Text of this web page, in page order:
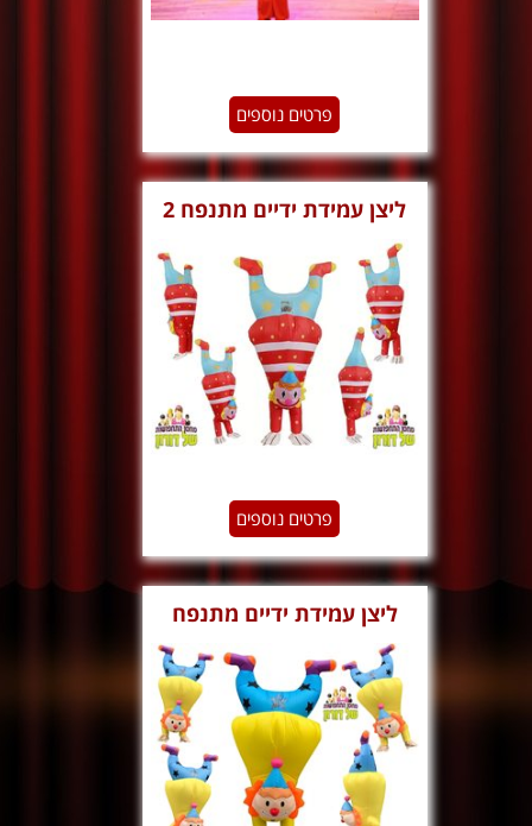
פרטים נוספים
ליצן עמידת ידיים מתנפח 2
פרטים נוספים
ליצן עמידת ידיים מתנפח